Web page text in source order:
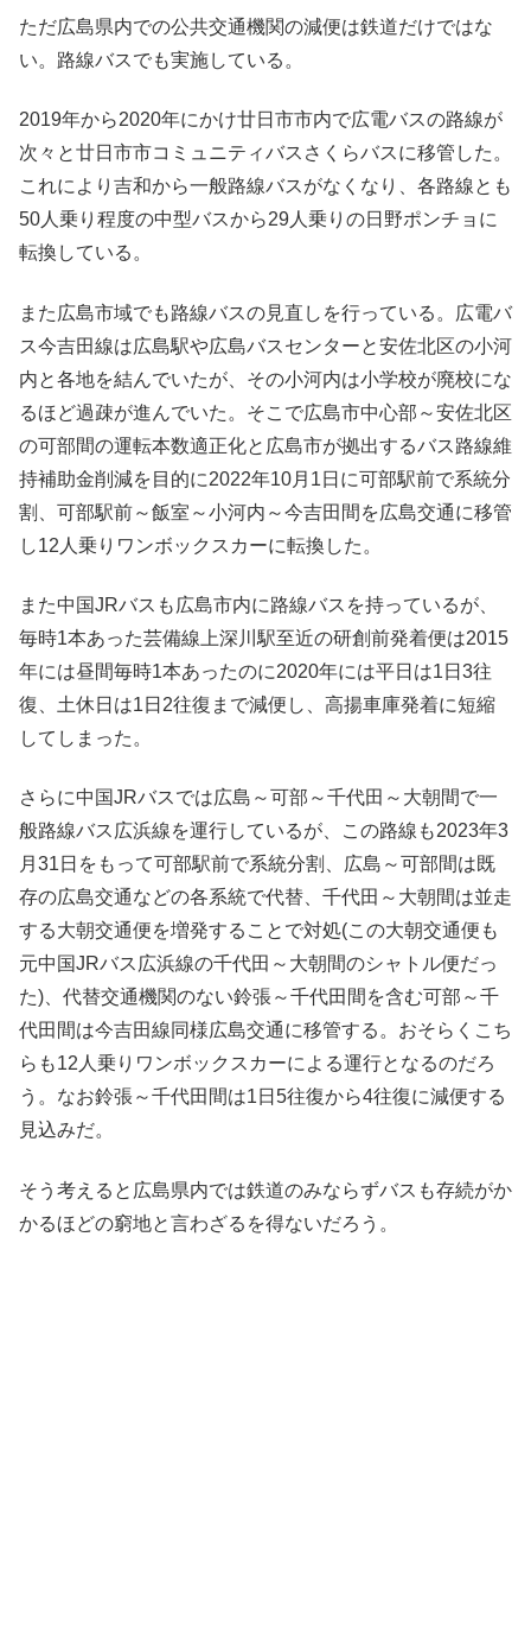
ただ広島県内での公共交通機関の減便は鉄道だけではな
い。路線バスでも実施している。
2019年から2020年にかけ廿日市市内で広電バスの路線が
次々と廿日市市コミュニティバスさくらバスに移管した。
これにより吉和から一般路線バスがなくなり、各路線とも
50人乗り程度の中型バスから29人乗りの日野ポンチョに
転換している。
また広島市域でも路線バスの見直しを行っている。広電バ
ス今吉田線は広島駅や広島バスセンターと安佐北区の小河
内と各地を結んでいたが、その小河内は小学校が廃校にな
るほど過疎が進んでいた。そこで広島市中心部～安佐北区
の可部間の運転本数適正化と広島市が拠出するバス路線維
持補助金削減を目的に2022年10月1日に可部駅前で系統分
割、可部駅前～飯室～小河内～今吉田間を広島交通に移管
し12人乗りワンボックスカーに転換した。
また中国JRバスも広島市内に路線バスを持っているが、
毎時1本あった芸備線上深川駅至近の研創前発着便は2015
年には昼間毎時1本あったのに2020年には平日は1日3往
復、土休日は1日2往復まで減便し、高揚車庫発着に短縮
してしまった。
さらに中国JRバスでは広島～可部～千代田～大朝間で一
般路線バス広浜線を運行しているが、この路線も2023年3
月31日をもって可部駅前で系統分割、広島～可部間は既
存の広島交通などの各系統で代替、千代田～大朝間は並走
する大朝交通便を増発することで対処(この大朝交通便も
元中国JRバス広浜線の千代田～大朝間のシャトル便だっ
た)、代替交通機関のない鈴張～千代田間を含む可部～千
代田間は今吉田線同様広島交通に移管する。おそらくこち
らも12人乗りワンボックスカーによる運行となるのだろ
う。なお鈴張～千代田間は1日5往復から4往復に減便する
見込みだ。
そう考えると広島県内では鉄道のみならずバスも存続がか
かるほどの窮地と言わざるを得ないだろう。